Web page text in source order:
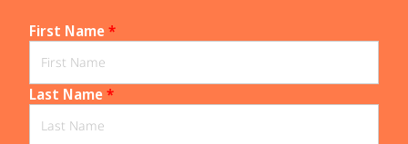
First Name*
Last Name*